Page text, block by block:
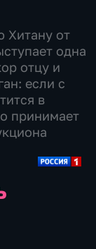
Хитану от
одна
отцу и
если с
в
принимает